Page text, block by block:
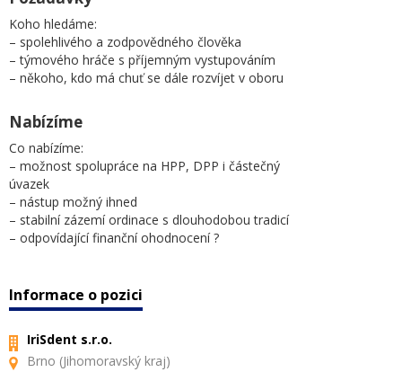
Koho hledáme:
– spolehlivého a zodpovědného člověka
– týmového hráče s příjemným vystupováním
– někoho, kdo má chuť se dále rozvíjet v oboru
Nabízíme
Co nabízíme:
– možnost spolupráce na HPP, DPP i částečný
úvazek
– nástup možný ihned
– stabilní zázemí ordinace s dlouhodobou tradicí
– odpovídající finanční ohodnocení ?
Informace o pozici
IriSdent s.r.o.
Brno (Jihomoravský kraj)